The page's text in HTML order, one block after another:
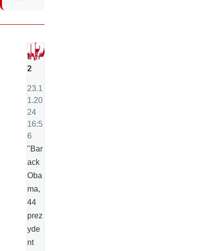
u
2
23.1
1.20
24
16:5
6
"Bar
ack
Oba
ma,
44
prez
yde
nt